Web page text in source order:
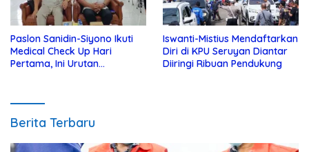
Paslon Sanidin-Siyono Ikuti
Medical Check Up Hari
Pertama, Ini Urutan
Iswanti-Mistius Mendaftarkan
Diri di KPU Seruyan Diantar
Diiringi Ribuan Pendukung
Berita Terbaru